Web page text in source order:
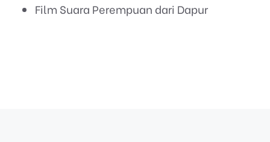
Film Suara Perempuan dari Dapur